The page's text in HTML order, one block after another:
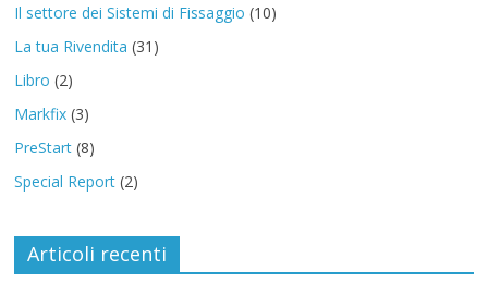
Il settore dei Sistemi di Fissaggio (10)
La tua Rivendita (31)
Libro (2)
Markfix (3)
PreStart (8)
Special Report (2)
Articoli recenti